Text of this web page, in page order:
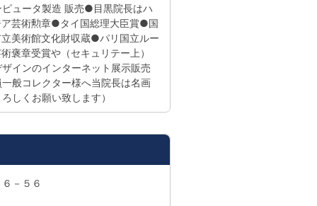
ュータ製造 販売●目黒院長はハ
芸術勲章●タイ国総理大臣賞●国
美術館文化財収蔵●パリ国立ルー
褒章受賞や（セキュリテー上）
インのインターネット展示販売
般コレクター様へ当院長は名画
しくお願い致します）
－５６